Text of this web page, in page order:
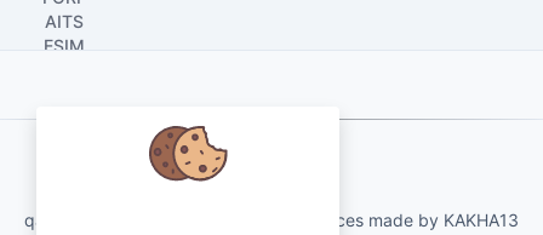
qartvelo.com free online tools and services made by KAKHA13